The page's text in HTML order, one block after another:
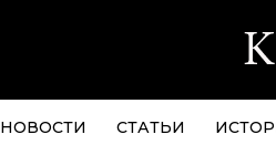
НОВОСТИ СТАТЬИ